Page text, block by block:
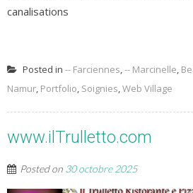
canalisations
Posted in -- Farciennes,-- Marcinelle,
Namur, Portfolio, Soignies,Web Village
www.ilTrulletto.com
Posted on 30 octobre 2025